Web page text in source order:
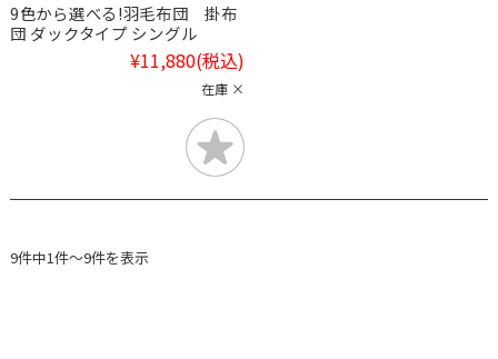
9色から選べる!羽毛布団 掛布
団 ダックタイプ シングル
¥11,880(税込)
在庫 ×
9件中1件～9件を表示